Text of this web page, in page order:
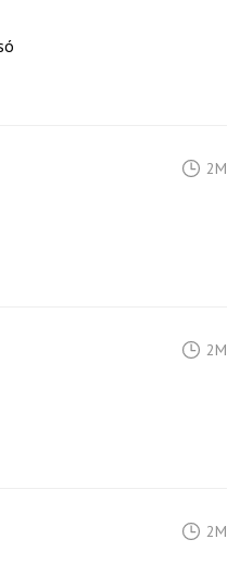
2M
2M
2M